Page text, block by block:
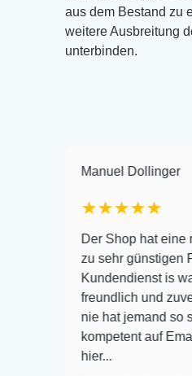
aus dem Bestand zu
weitere Ausbreitung
unterbinden.
Manuel Dollinger
★★★★★
Der Shop hat eine
zu sehr günstigen
Kundendienst is
freundlich und
nie hat jemand so
kompetent auf Emails